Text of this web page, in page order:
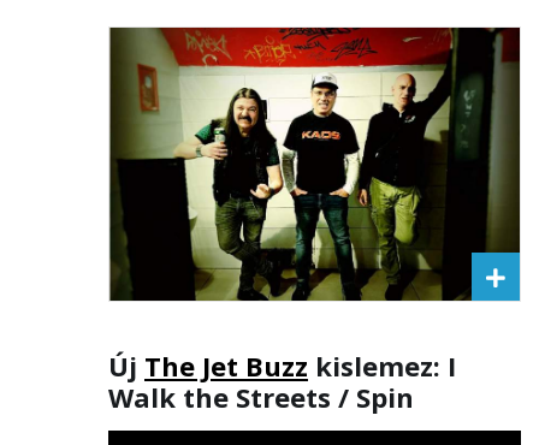
Új The Jet Buzz kislemez: I
Walk the Streets / Spin